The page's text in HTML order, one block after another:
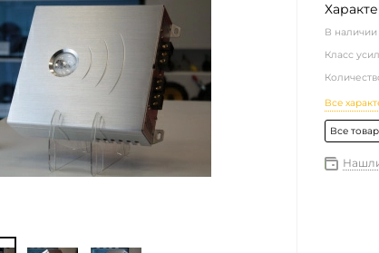
В
Класс
Все
Все